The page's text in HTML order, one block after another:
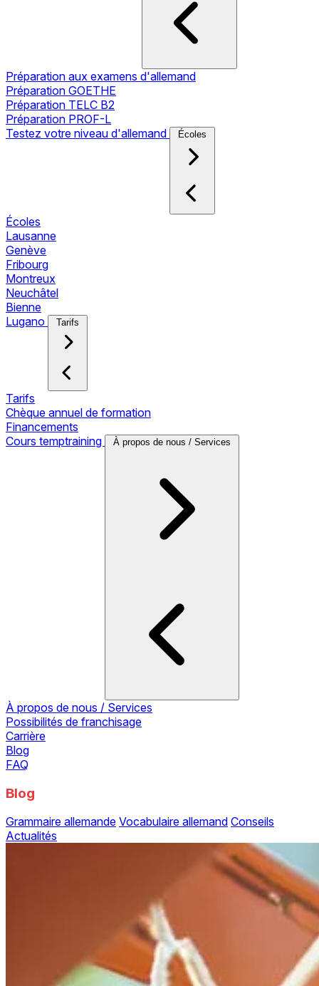
Préparation aux examens d'allemand
Préparation GOETHE
Préparation TELC B2
Préparation PROF-L
Testez votre niveau d'allemand
Écoles
Écoles
Lausanne
Genève
Fribourg
Montreux
Neuchâtel
Bienne
Lugano
Tarifs
Tarifs
Chèque annuel de formation
Financements
Cours temptraining
À propos de nous / Services
À propos de nous / Services
Possibilités de franchisage
Carrière
Blog
FAQ
Blog
Grammaire allemande Vocabulaire allemand Conseils
Actualités